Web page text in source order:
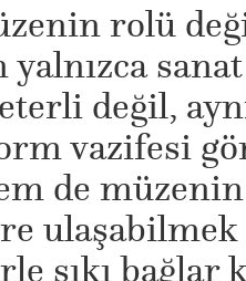
rolü
değil,
vazifesi
de müzenin
sıkı